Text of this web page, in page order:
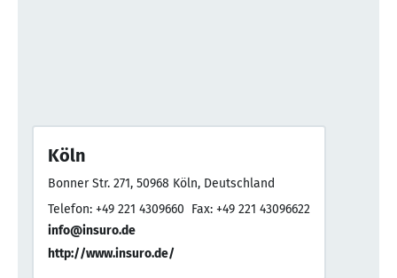
Köln
Bonner Str. 271, 50968 Köln, Deutschland
Telefon: +49 221 4309660 Fax: +49 221 43096622
info@insuro.de
http://www.insuro.de/